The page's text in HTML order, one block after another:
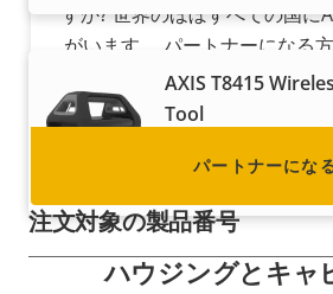
AXIS T8415
Tool
ハウジングとキャ
すか? 世界のほぼすべての国に
がいます。 パートナーになる
い。
パートナーにな
注文対象の製品番号